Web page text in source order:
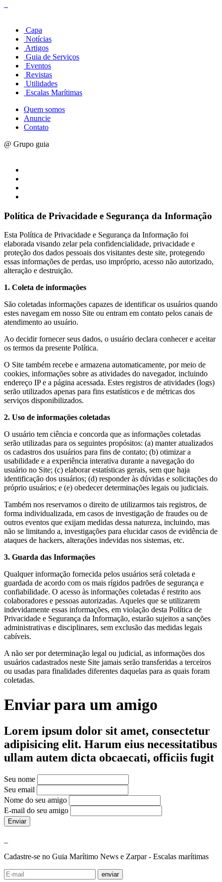
Capa
Notícias
Artigos
Guia de Serviços
Eventos
Revistas
Utilidades
Escalas Marítimas
Quem somos
Anuncie
Contato
@ Grupo guia
Política de Privacidade e Segurança da Informação
Esta Política de Privacidade e Segurança da Informação foi
elaborada visando zelar pela confidencialidade, privacidade e
proteção dos dados pessoais dos visitantes deste site, protegendo
essas informações de perdas, uso impróprio, acesso não autorizado,
alteração e destruição.
1. Coleta de informações
São coletadas informações capazes de identificar os usuários quando
estes navegam em nosso Site ou entram em contato pelos canais de
atendimento ao usuário.
Ao decidir fornecer seus dados, o usuário declara conhecer e aceitar
os termos da presente Política.
O Site também recebe e armazena automaticamente, por meio de
cookies, informações sobre as atividades do navegador, incluindo
endereço IP e a página acessada. Estes registros de atividades (logs)
serão utilizados apenas para fins estatísticos e de métricas dos
serviços disponibilizados.
2. Uso de informações coletadas
O usuário tem ciência e concorda que as informações coletadas
serão utilizadas para os seguintes propósitos: (a) manter atualizados
os cadastros dos usuários para fins de contato; (b) otimizar a
usabilidade e a experiência interativa durante a navegação do
usuário no Site; (c) elaborar estatísticas gerais, sem que haja
identificação dos usuários; (d) responder às dúvidas e solicitações do
próprio usuários; e (e) obedecer determinações legais ou judiciais.
Também nos reservamos o direito de utilizarmos tais registros, de
forma individualizada, em casos de investigação de fraudes ou de
outros eventos que exijam medidas dessa natureza, incluindo, mas
não se limitando a, investigações para elucidar casos de evidência de
ataques de hackers, alterações indevidas nos sistemas, etc.
3. Guarda das Informações
Qualquer informação fornecida pelos usuários será coletada e
guardada de acordo com os mais rígidos padrões de segurança e
confiabilidade. O acesso às informações coletadas é restrito aos
colaboradores e pessoas autorizadas. Aqueles que se utilizarem
indevidamente essas informações, em violação desta Política de
Privacidade e Segurança da Informação, estarão sujeitos a sanções
administrativas e disciplinares, sem exclusão das medidas legais
cabíveis.
A não ser por determinação legal ou judicial, as informações dos
usuários cadastrados neste Site jamais serão transferidas a terceiros
ou usadas para finalidades diferentes daquelas para as quais foram
coletadas.
Enviar para um amigo
Lorem ipsum dolor sit amet, consectetur
adipisicing elit. Harum eius necessitatibus
ullam autem dicta obcaecati, officiis fugit
Seu nome
Seu email
Nome do seu amigo
E-mail do seu amigo
Enviar
Cadastre-se no Guia Marítimo News e Zarpar - Escalas marítimas
enviar